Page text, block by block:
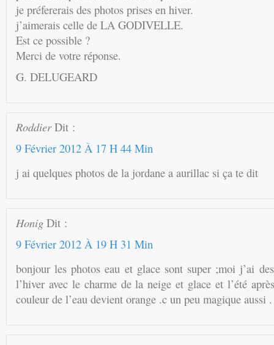
je préfererais des photos prises en hiver.
j’aimerais celle de LA GODIVELLE.
Est ce possible ?
Merci de votre réponse.
G. DELUGEARD
Roddier Dit :
9 Février 2012 À 17 H 44 Min
j ai quelques photos de la jordane a aurillac si ça te dit
Honig Dit :
9 Février 2012 À 19 H 31 Min
bonjour les photos eau et glace sont super ;moi j’ai
l’hiver avec le charme de la neige et glace et l’été
couleur de l’eau devient orange .c un peu magique aussi .